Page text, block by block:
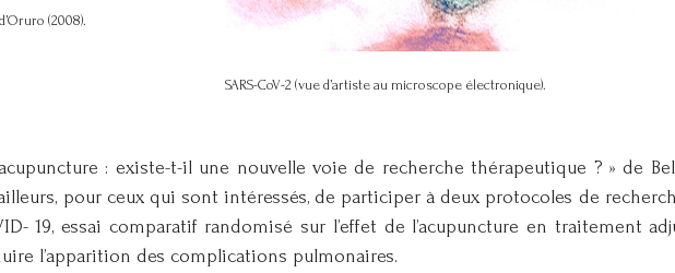
(2008).
SARS-CoV-2 (vue d’artiste au microscope électronique).
: existe-t-il une nouvelle voie de recherche thérapeutique ? » de
pour ceux qui sont intéressés, de participer à deux protocoles de
19, essai comparatif randomisé sur l’effet de l’acupuncture en traitement
l’apparition des complications pulmonaires.